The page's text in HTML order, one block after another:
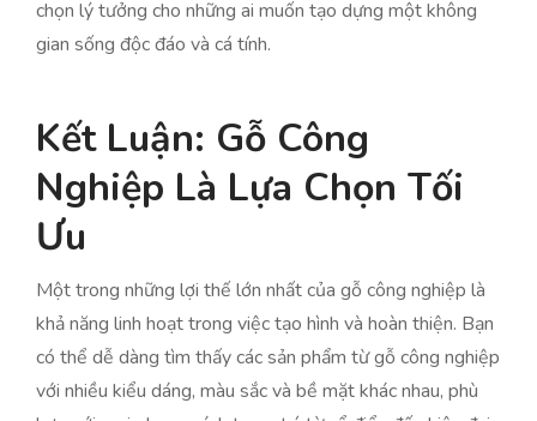
chọn lý tưởng cho những ai muốn tạo dựng một không
gian sống độc đáo và cá tính.
Kết Luận: Gỗ Công
Nghiệp Là Lựa Chọn Tối
Ưu
Một trong những lợi thế lớn nhất của gỗ công nghiệp là
khả năng linh hoạt trong việc tạo hình và hoàn thiện. Bạn
có thể dễ dàng tìm thấy các sản phẩm từ gỗ công nghiệp
với nhiều kiểu dáng, màu sắc và bề mặt khác nhau, phù